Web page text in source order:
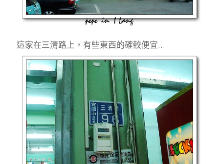
這家在三清路上，有些東西的確較便宜…